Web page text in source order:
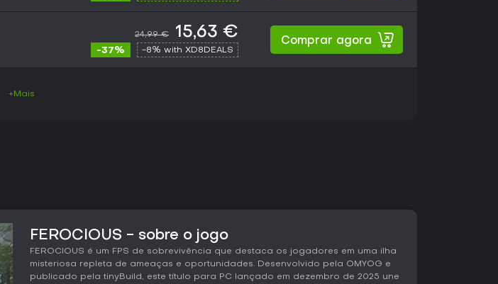
24,99 € 15,63 €
-37% -8% with XD8DEALS
Comprar agora
+Mais
FEROCIOUS - sobre o jogo
FEROCIOUS é um FPS de sobrevivência que destaca os jogadores em uma ilha
misteriosa repleta de ameaças e oportunidades. Desenvolvido pela OMYOG e
publicado pela tinyBuild, este título para PC lançado em dezembro de 2025 une